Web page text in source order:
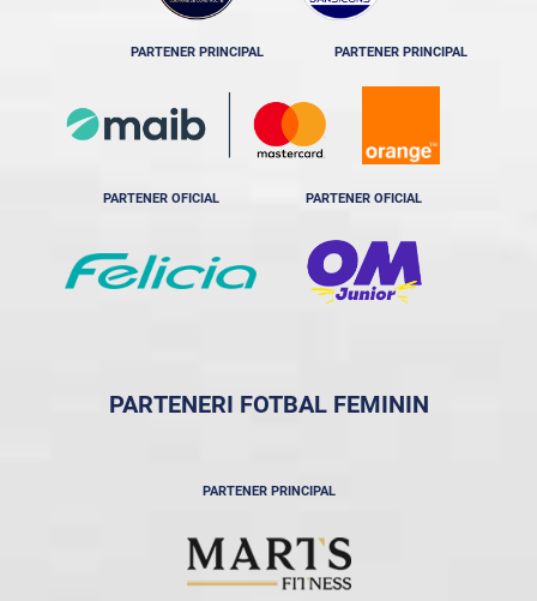
PARTENER PRINCIPAL PARTENER PRINCIPAL
PARTENER OFICIAL PARTENER OFICIAL
PARTENERI FOTBAL FEMININ
PARTENER PRINCIPAL